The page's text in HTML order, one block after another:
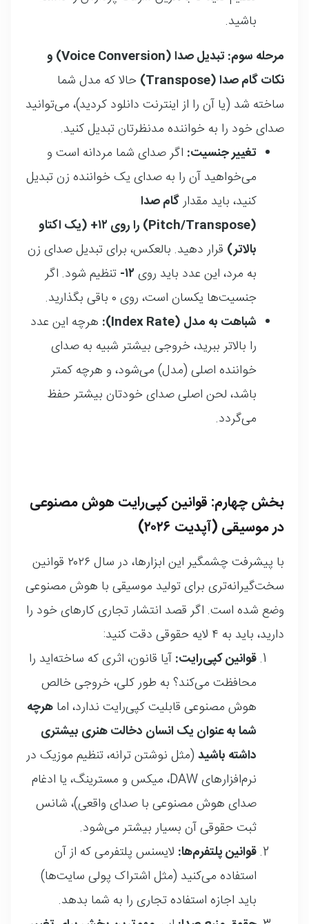
باشید.
مرحله سوم: تبدیل صدا (Voice Conversion) و
نکات گام صدا (Transpose)
حالا که مدل شما
ساخته شد (یا آن را از اینترنت دانلود کردید)، می‌توانید
صدای خود را به خواننده مدنظرتان تبدیل کنید.
تغییر جنسیت: اگر صدای شما مردانه است و
می‌خواهید آن را به صدای یک خواننده زن تبدیل
کنید، باید مقدارگام صدا
(Pitch/Transpose) را روی ۱۲+ (یک اکتاو
بالاتر) قرار دهید. بالعکس، برای تبدیل صدای زن
به مرد، این عدد باید روی ۱۲- تنظیم شود. اگر
جنسیت‌ها یکسان است، روی ۰ باقی بگذارید
.
شباهت به مدل (Index Rate):
هرچه این عدد
را بالاتر ببرید، خروجی بیشتر شبیه به صدای
خواننده اصلی (مدل) می‌شود، و هرچه کمتر
باشد، لحن اصلی صدای خودتان بیشتر حفظ
می‌گردد.
بخش چهارم: قوانین کپی‌رایت هوش مصنوعی
در موسیقی (آپدیت ۲۰۲۶)
با پیشرفت چشمگیر این ابزارها، در سال ۲۰۲۶ قوانین
سخت‌گیرانه‌تری برای تولید موسیقی با هوش مصنوعی
وضع شده است. اگر قصد انتشار تجاری کارهای خود را
دارید، باید به ۴ لایه حقوقی دقت کنید
:
قوانین کپی‌رایت: آیا قانون، اثری که ساخته‌اید را
محافظت می‌کند؟ به طور کلی، خروجی خالص
هوش مصنوعی قابلیت کپی‌رایت ندارد، اما هرچه
شما به عنوان یک انسان دخالت هنری بیشتری
داشته باشید (مثل نوشتن ترانه، تنظیم موزیک در
نرم‌افزارهای DAW، میکس و مسترینگ، یا ادغام
صدای هوش مصنوعی با صدای واقعی)، شانس
ثبت حقوقی آن بسیار بیشتر می‌شود.
قوانین پلتفرم‌ها: لایسنس پلتفرمی که از آن
استفاده می‌کنید (مثل اشتراک پولی سایت‌ها)
باید اجازه استفاده تجاری را به شما بدهد.